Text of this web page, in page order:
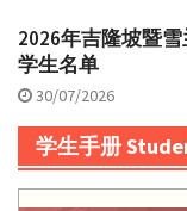
2026年吉隆坡暨
学生名单
30/07/2026
学生手册